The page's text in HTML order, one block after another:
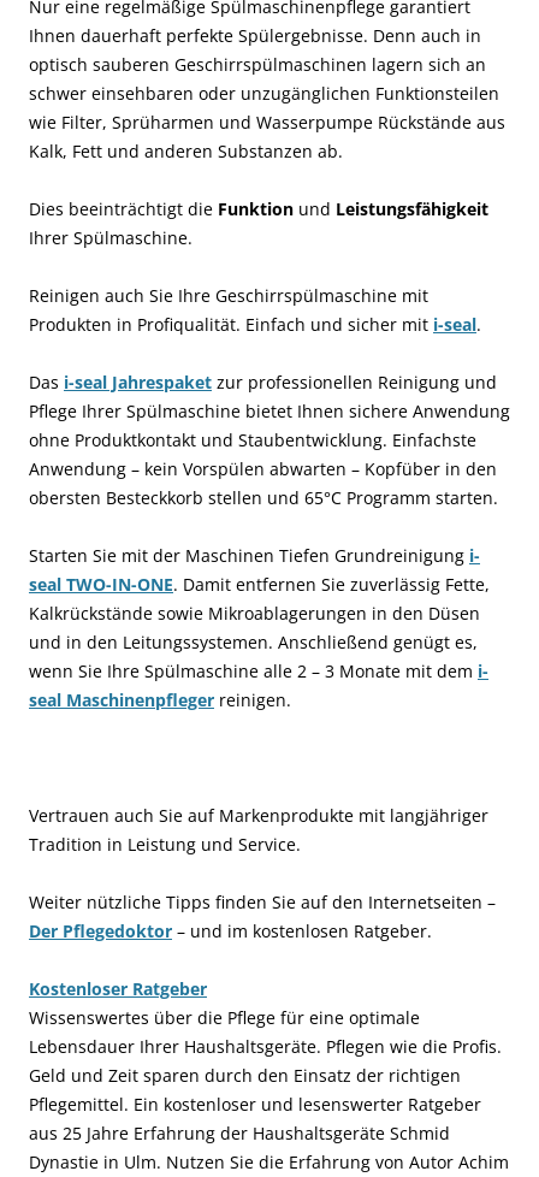
Nur eine regelmäßige Spülmaschinenpflege garantiert
Ihnen dauerhaft perfekte Spülergebnisse. Denn auch in
optisch sauberen Geschirrspülmaschinen lagern sich an
schwer einsehbaren oder unzugänglichen Funktionsteilen
wie Filter, Sprüharmen und Wasserpumpe Rückstände aus
Kalk, Fett und anderen Substanzen ab.
Dies beeinträchtigt die Funktion und Leistungsfähigkeit
Ihrer Spülmaschine.
Reinigen auch Sie Ihre Geschirrspülmaschine mit
Produkten in Profiqualität. Einfach und sicher mit i-seal.
Das i-seal Jahrespaket zur professionellen Reinigung und
Pflege Ihrer Spülmaschine bietet Ihnen sichere Anwendung
ohne Produktkontakt und Staubentwicklung. Einfachste
Anwendung – kein Vorspülen abwarten – Kopfüber in den
obersten Besteckkorb stellen und 65°C Programm starten.
Starten Sie mit der Maschinen Tiefen Grundreinigung i-
seal TWO-IN-ONE. Damit entfernen Sie zuverlässig Fette,
Kalkrückstände sowie Mikroablagerungen in den Düsen
und in den Leitungssystemen. Anschließend genügt es,
wenn Sie Ihre Spülmaschine alle 2 – 3 Monate mit dem i-
seal Maschinenpfleger reinigen.
Vertrauen auch Sie auf Markenprodukte mit langjähriger
Tradition in Leistung und Service.
Weiter nützliche Tipps finden Sie auf den Internetseiten –
Der Pflegedoktor – und im kostenlosen Ratgeber.
Kostenloser Ratgeber
Wissenswertes über die Pflege für eine optimale
Lebensdauer Ihrer Haushaltsgeräte. Pflegen wie die Profis.
Geld und Zeit sparen durch den Einsatz der richtigen
Pflegemittel. Ein kostenloser und lesenswerter Ratgeber
aus 25 Jahre Erfahrung der Haushaltsgeräte Schmid
Dynastie in Ulm. Nutzen Sie die Erfahrung von Autor Achim